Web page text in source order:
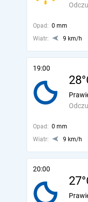
Opad: 0 mm
Wiatr:
9 km/h
19:00
Opad: 0 mm
Wiatr:
9 km/h
20:00